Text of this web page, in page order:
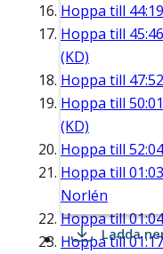
Hoppa till 44:19
Hoppa till 45:46
(KD)
Hoppa till 47:52
Hoppa till 50:01
(KD)
Hoppa till 52:04
Hoppa till
Norlén
Hoppa till
Hoppa till
Ladda